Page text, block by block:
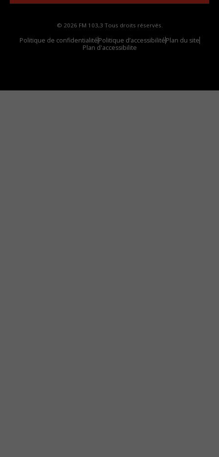
© 2026 FM 103,3 Tous droits réservés.
Politique de confidentialitéPolitique d’accessibilitéPlan du site
Plan d'accessibilite